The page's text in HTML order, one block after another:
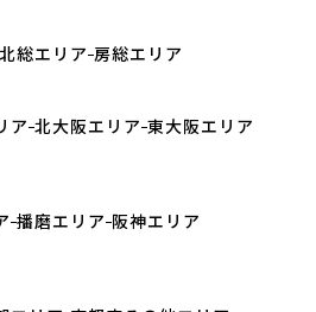
北総エリア 房総エリア
ア 北大阪エリア 東大阪エリア
播磨エリア 阪神エリア